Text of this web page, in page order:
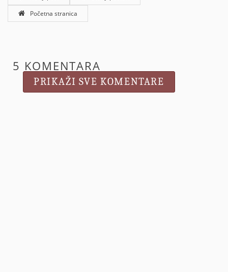
Početna stranica
5 KOMENTARA
PRIKAŽI SVE KOMENTARE